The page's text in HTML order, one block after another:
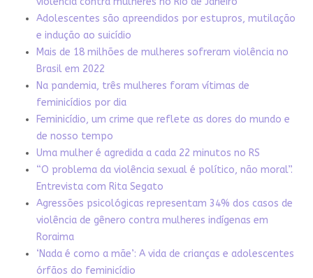
Adolescentes são apreendidos por estupros, mutilação
e indução ao suicídio
Mais de 18 milhões de mulheres sofreram violência no
Brasil em 2022
Na pandemia, três mulheres foram vítimas de
feminicídios por dia
Feminicídio, um crime que reflete as dores do mundo e
de nosso tempo
Uma mulher é agredida a cada 22 minutos no RS
“O problema da violência sexual é político, não moral”.
Entrevista com Rita Segato
Agressões psicológicas representam 34% dos casos de
violência de gênero contra mulheres indígenas em
Roraima
‘Nada é como a mãe’: A vida de crianças e adolescentes
órfãos do feminicídio